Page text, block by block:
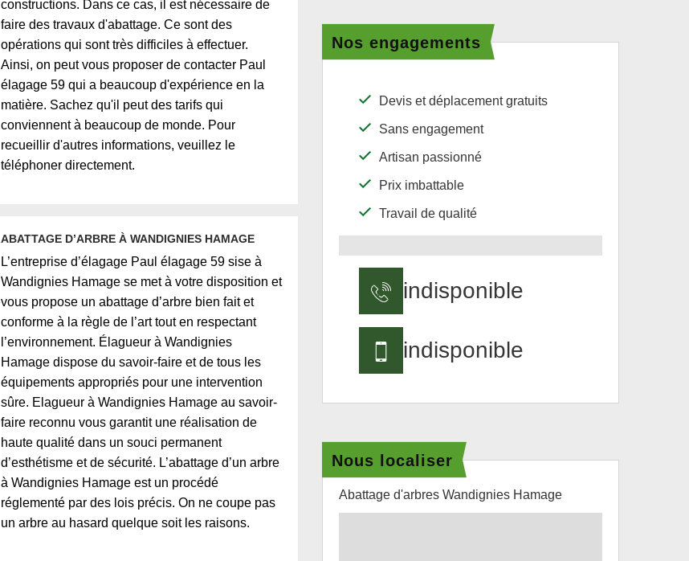
constructions. Dans ce cas, il est nécessaire de
faire des travaux d'abattage. Ce sont des
opérations qui sont très difficiles à effectuer.
Ainsi, on peut vous proposer de contacter Paul
élagage 59 qui a beaucoup d'expérience en la
matière. Sachez qu'il peut des tarifs qui
conviennent à beaucoup de monde. Pour
recueillir d'autres informations, veuillez le
téléphoner directement.
ABATTAGE D’ARBRE À WANDIGNIES HAMAGE
L’entreprise d’élagage Paul élagage 59 sise à
Wandignies Hamage se met à votre disposition et
vous propose un abattage d’arbre bien fait et
conforme à la règle de l’art tout en respectant
l’environnement. Élagueur à Wandignies
Hamage dispose du savoir-faire et de tous les
équipements appropriés pour une intervention
sûre. Elagueur à Wandignies Hamage au savoir-
faire reconnu vous garantit une réalisation de
haute qualité dans un souci permanent
d’esthétisme et de sécurité. L’abattage d’un arbre
à Wandignies Hamage est un procédé
réglementé par des lois précis. On ne coupe pas
un arbre au hasard quelque soit les raisons.
Nos engagements
Devis et déplacement gratuits
Sans engagement
Artisan passionné
Prix imbattable
Travail de qualité
indisponible
indisponible
Nous localiser
Abattage d'arbres Wandignies Hamage